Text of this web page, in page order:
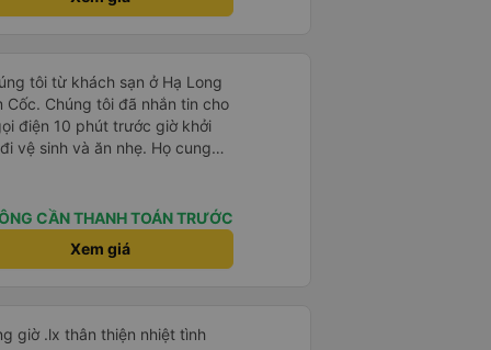
Mọi thứ đều được tổ chức tốt,
người sử dụng dịch vụ của
Nam. Cảm ơn anh Than và
tôi trở thành một trải
tôi từ khách sạn ở Hạ Long
Chúng tôi đã nhắn tin cho
điện 10 phút trước giờ khởi
vệ sinh và ăn nhẹ. Họ cung
lớn và chỗ ngồi khá thoải
CẦN THANH TOÁN TRƯỚC
Xem giá
Rất tiện nghi thoải mái đi đúng giờ .lx thân thiện nhiệt tình